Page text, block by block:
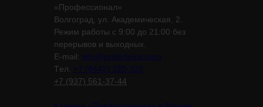
«Профессионал»
Волгоград, ул. Академическая, 2.
Режим работы с 9:00 до 21:00 без
перерывов и выходных.
E-mail: info@proficlinica.com
Tел. +7 (8442) 320-320
+7 (937) 561-37-44